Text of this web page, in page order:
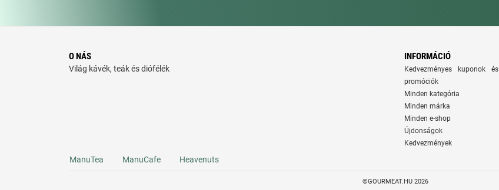
O NÁS
Világ kávék, teák és diófélék
INFORMÁCIÓ
Kedvezményes kuponok és
promóciók
Minden kategória
Minden márka
Minden e-shop
Újdonságok
Kedvezmények
ManuTea ManuCafe Heavenuts
©GOURMEAT.HU 2026